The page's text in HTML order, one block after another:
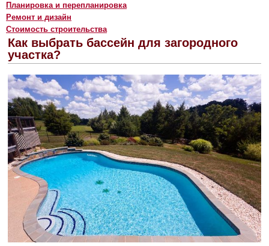
Планировка и перепланировка
Ремонт и дизайн
Стоимость строительства
Как выбрать бассейн для загородного
участка?